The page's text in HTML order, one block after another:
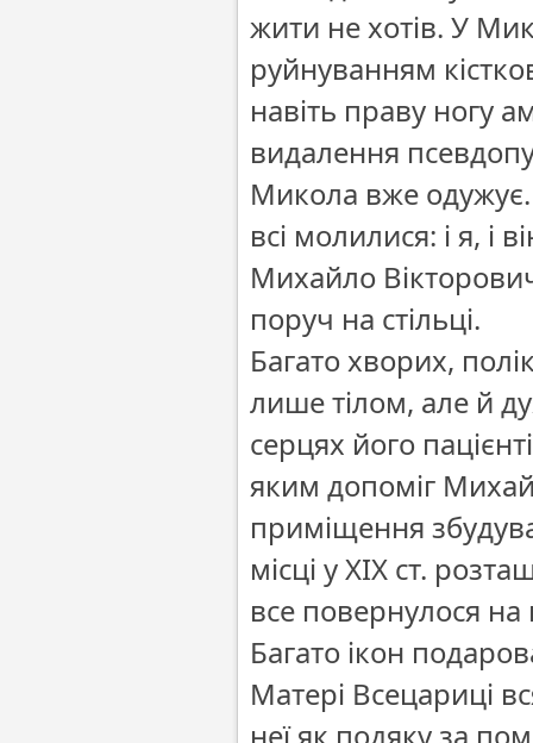
жити не хотів. У
руйнуванням
навіть праву ногу
видалення
Микола вже одужує.
всі молилися: і я, і
Михайло
поруч на стільці.
Багато хворих,
лише тілом, але й
серцях його
яким допоміг
приміщення
місці у ХІХ ст.
все повернулося на
Багато ікон
Матері Всецариці